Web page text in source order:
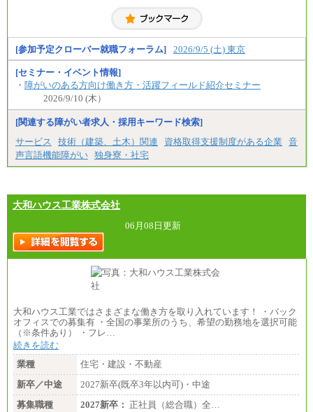
※居住地、年齢により異なります。
※この他に、該当する場合は各種手当が支給されま
す。
※試用期間中も給与に変更はございません
[参加予定クローバー就職フォーラム] 2026/9/5 (土) 東京
[セミナー・イベント情報]
・ 障がいのある方向け働き方・活躍フィールド紹介セミナー
2026/9/10 (木）
[関連する障がい者求人・採用キーワード検索]
サービス
技術（建築、土木）関連 資格取得支援制度がある企業
音
声言語機能障がい 独身寮・社宅
大和ハウス工業株式会社
06月08日更新
大和ハウス工業ではさまざまな働き方を取り入れています！ ・バック
オフィスでの募集有 ・全国の事業所のうち、希望の勤務地を選択可能
（※条件あり） ・フレ…
続きを読む
業種
住宅・建設・不動産
新卒／中途
2027新卒(既卒3年以内可)・中途
募集職種
2027新卒： 正社員（総合職）全…